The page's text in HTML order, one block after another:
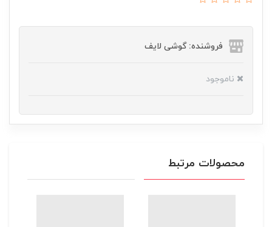
فروشنده: گوشی لایف
ناموجود
محصولات مرتبط